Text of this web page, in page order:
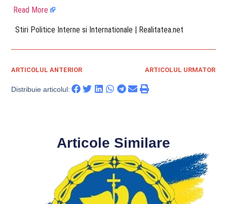
Read More
​ Stiri Politice Interne si Internationale | Realitatea.net
ARTICOLUL ANTERIOR ARTICOLUL URMATOR
Distribuie articolul:
Articole Similare